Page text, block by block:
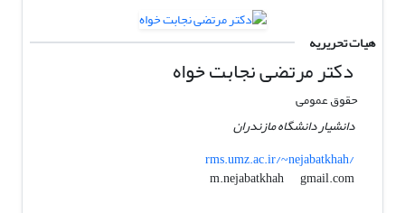
هیات تحریریه
دکتر مرتضی نجابت خواه
حقوق عمومی
دانشیار دانشگاه مازندران
rms.umz.ac.ir/~nejabatkhah/
m.nejabatkhah
gmail.com